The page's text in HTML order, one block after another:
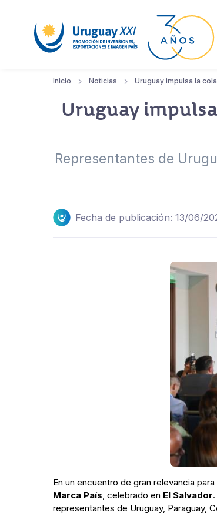
Inicio Noticias Uruguay impulsa la
Uruguay
Representantes de
Fecha de publicación: 13/06/
En un encuentro de gran relevancia
Marca País, celebrado en El Salvador
representantes de Uruguay, Paraguay,